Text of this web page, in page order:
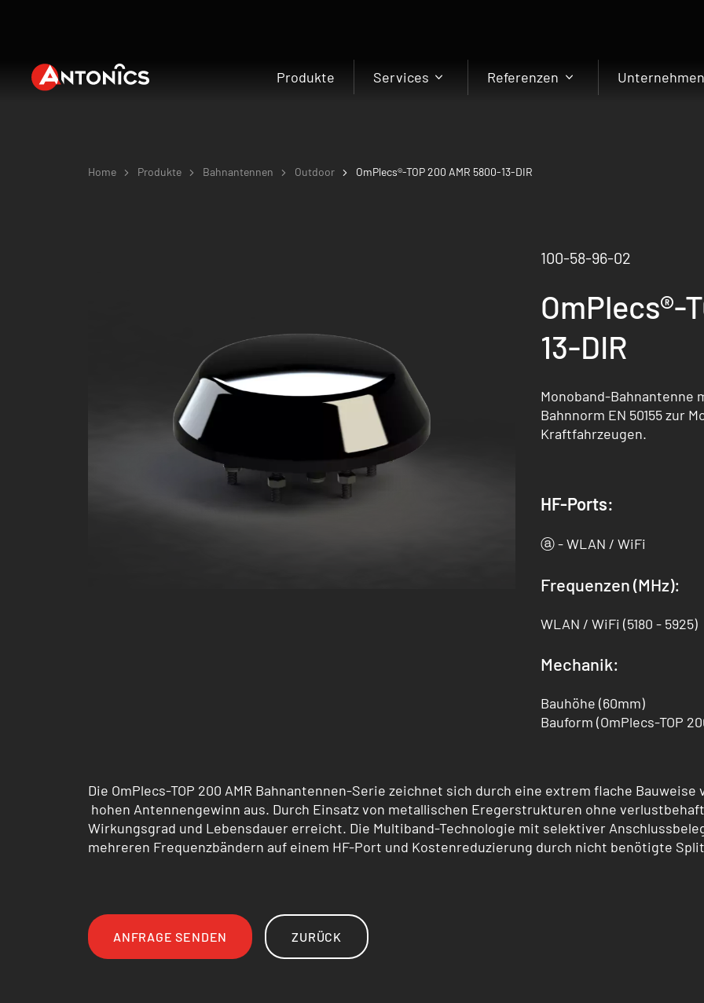
Produkte Services Referenzen
Home Produkte Bahnantennen Outdoor OmPlecs®-TOP 200 AMR 5800-13-DIR
100-58-96-02
OmPlecs®-
13-DIR
Monoband-Bahnantenne
Bahnnorm EN 50155 zur
Kraftfahrzeugen.
HF-Ports:
ⓐ - WLAN / WiFi
Frequenzen (MHz):
WLAN / WiFi (5180 - 5925)
Mechanik:
Bauhöhe (60mm)
Bauform (OmPlecs-TOP
Die OmPlecs-TOP 200 AMR Bahnantennen-Serie zeichnet sich durch eine extrem flache
hohen Antennengewinn aus. Durch Einsatz von metallischen Eregerstrukturen ohne
Wirkungsgrad und Lebensdauer erreicht. Die Multiband-Technologie mit selektiver
mehreren Frequenzbändern auf einem HF-Port und Kostenreduzierung durch nicht benötigte
ANFRAGE SENDEN ZURÜCK